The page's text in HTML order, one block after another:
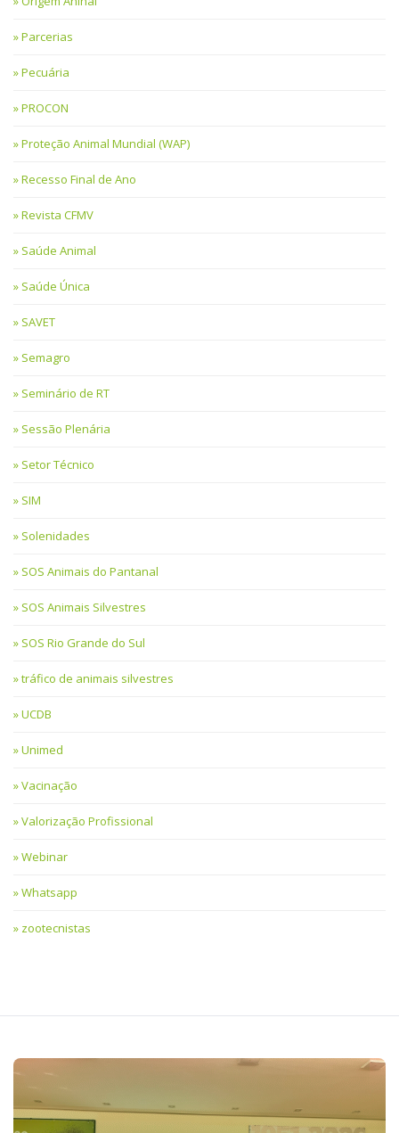
Parcerias
Pecuária
PROCON
Proteção Animal Mundial (WAP)
Recesso Final de Ano
Revista CFMV
Saúde Animal
Saúde Única
SAVET
Semagro
Seminário de RT
Sessão Plenária
Setor Técnico
SIM
Solenidades
SOS Animais do Pantanal
SOS Animais Silvestres
SOS Rio Grande do Sul
tráfico de animais silvestres
UCDB
Unimed
Vacinação
Valorização Profissional
Webinar
Whatsapp
zootecnistas